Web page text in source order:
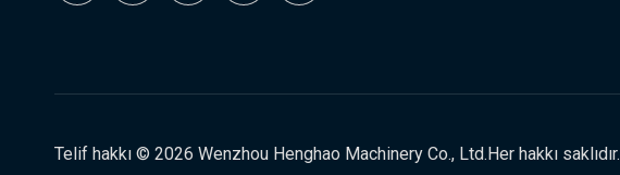
Telif hakkı © 2026 Wenzhou Henghao Machinery Co., Ltd.Her hakkı saklıdır.